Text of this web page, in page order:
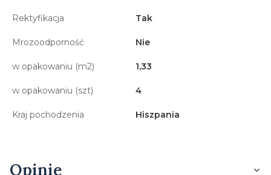
Rektyfikacja Tak
Mrozoodporność Nie
w opakowaniu (m2) 1,33
w opakowaniu (szt) 4
Kraj pochodzenia Hiszpania
Opinie